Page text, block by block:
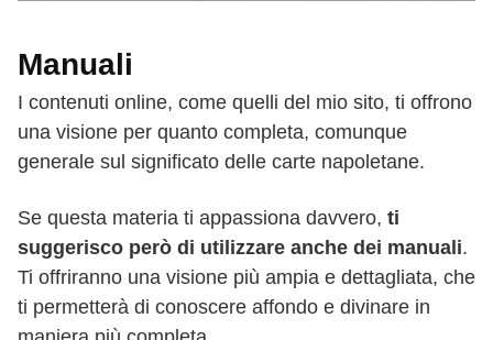
Manuali
I contenuti online, come quelli del mio sito, ti offrono
una visione per quanto completa, comunque
generale sul significato delle carte napoletane.
Se questa materia ti appassiona davvero, ti
suggerisco però di utilizzare anche dei manuali.
Ti offriranno una visione più ampia e dettagliata, che
ti permetterà di conoscere affondo e divinare in